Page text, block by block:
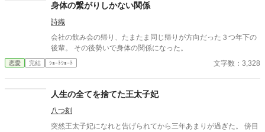
身体の繋がりしかない関係
詩織
会社の飲み会の帰り、たまたま同じ帰りが方向だった３つ年下の
後輩。 その後勢いで身体の関係になった。
恋愛 完結 ｼｮｰﾄｼｮｰﾄ 文字数：3,328
人生の全てを捨てた王太子妃
八つ刻
突然王太子妃になれと告げられてから三年あまりが過ぎた。 傍目